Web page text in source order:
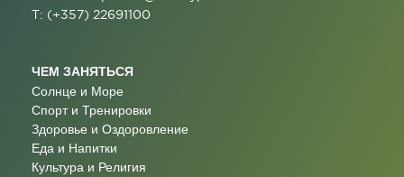
T: (+357) 22691100
ЧЕМ ЗАНЯТЬСЯ
Солнце и Море
Спорт и Тренировки
Здоровье и Оздоровление
Еда и Напитки
Культура и Религия